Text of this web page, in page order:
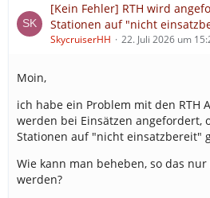
[Kein Fehler] RTH wird
Stationen auf "nicht
SkycruiserHH 22. Juli 2026 um
Moin,
ich habe ein Problem mit den RTH
werden bei Einsätzen angefordert,
Stationen auf "nicht einsatzbereit"
Wie kann man beheben, so das
werden?